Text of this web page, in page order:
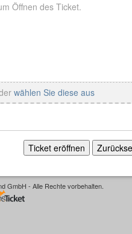
wählen Sie diese aus
GmbH - Alle Rechte vorbehalten.